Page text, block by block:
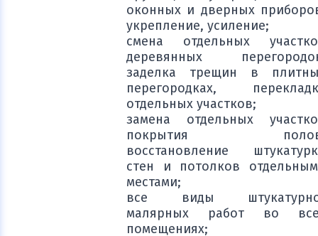
оконных и дверных
укрепление, усиление;
смена отдельных
деревянных
заделка трещин в
перегородках,
отдельных участков;
замена отдельных
покрытия
восстановление
стен и потолков
местами;
все виды
малярных работ во
помещениях;